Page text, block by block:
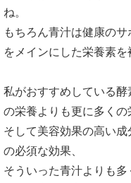
ね。
もちろん青汁は健康の
をメインにした栄養素を
私がおすすめしている
の栄養よりも更に多くの
そして美容効果の高い
の必須な効果、
そういった青汁よりも